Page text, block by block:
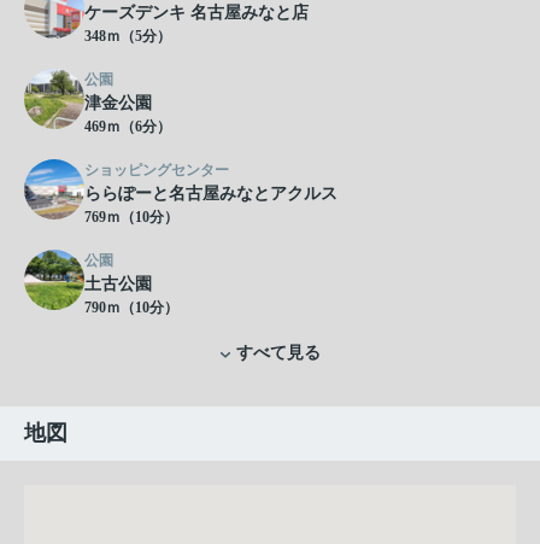
ケーズデンキ 名古屋みなと店
348ｍ（5分）
公園
津金公園
469ｍ（6分）
ショッピングセンター
ららぽーと名古屋みなとアクルス
769ｍ（10分）
公園
土古公園
790ｍ（10分）
すべて見る
地図